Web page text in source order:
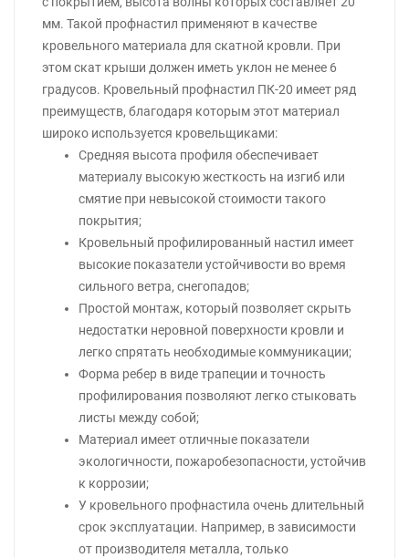
мм. Такой профнастил применяют в качестве
кровельного материала для скатной кровли. При
этом скат крыши должен иметь уклон не менее 6
градусов. Кровельный профнастил ПК-20 имеет ряд
преимуществ, благодаря которым этот материал
широко используется кровельщиками:
Средняя высота профиля обеспечивает
материалу высокую жесткость на изгиб или
смятие при невысокой стоимости такого
покрытия;
Кровельный профилированный настил имеет
высокие показатели устойчивости во время
сильного ветра, снегопадов;
Простой монтаж, который позволяет скрыть
недостатки неровной поверхности кровли и
легко спрятать необходимые коммуникации;
Форма ребер в виде трапеции и точность
профилирования позволяют легко стыковать
листы между собой;
Материал имеет отличные показатели
экологичности, пожаробезопасности, устойчив
к коррозии;
У кровельного профнастила очень длительный
срок эксплуатации. Например, в зависимости
от производителя металла, только